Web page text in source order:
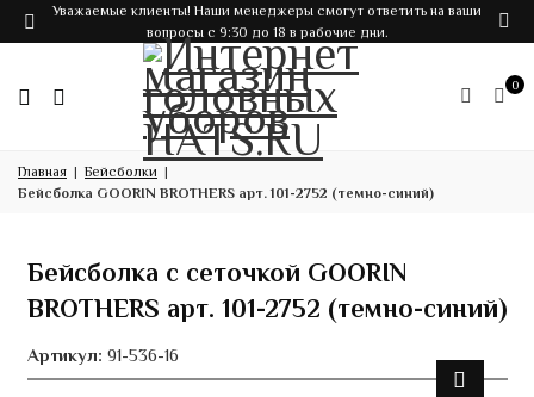
Уважаемые клиенты! Наши менеджеры смогут ответить на ваши
вопросы с 9:30 до 18 в рабочие дни.
0
Главная
Бейсболки
Бейсболка GOORIN BROTHERS арт. 101-2752 (темно-синий)
Бейсболка с сеточкой GOORIN
BROTHERS арт. 101-2752 (темно-синий)
Артикул: 91-536-16